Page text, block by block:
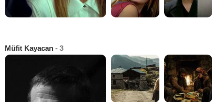
Müfit Kayacan - 3